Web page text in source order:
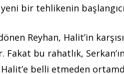
bir tehlikenin
Reyhan, Halit’in
Fakat bu rahatlık,
Halit’e belli etmeden